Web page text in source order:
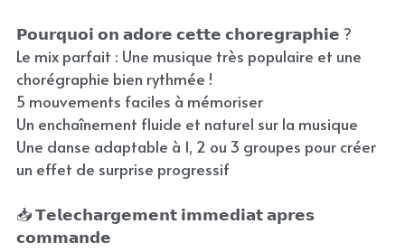
𝗣𝗼𝘂𝗿𝗾𝘂𝗼𝗶 𝗼𝗻 𝗮𝗱𝗼𝗿𝗲 𝗰𝗲𝘁𝘁𝗲 𝗰𝗵𝗼𝗿𝗲𝗴𝗿𝗮𝗽𝗵𝗶𝗲 ?
Le mix parfait : Une musique très populaire et une
chorégraphie bien rythmée !
5 mouvements faciles à mémoriser
Un enchaînement fluide et naturel sur la musique
Une danse adaptable à 1, 2 ou 3 groupes pour créer
un effet de surprise progressif
📥 𝗧𝗲𝗹𝗲𝗰𝗵𝗮𝗿𝗴𝗲𝗺𝗲𝗻𝘁 𝗶𝗺𝗺𝗲𝗱𝗶𝗮𝘁 𝗮𝗽𝗿𝗲𝘀
𝗰𝗼𝗺𝗺𝗮𝗻𝗱𝗲